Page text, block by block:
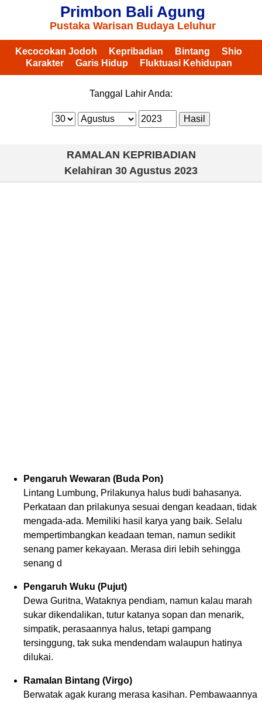
Primbon Bali Agung
Pustaka Warisan Budaya Leluhur
Kecocokan Jodoh Kepribadian Bintang
Shio
Karakter
Garis Hidup Fluktuasi Kehidupan
Tanggal Lahir Anda:
RAMALAN KEPRIBADIAN
Kelahiran 30 Agustus 2023
Pengaruh Wewaran (Buda Pon)
Lintang Lumbung, Prilakunya halus budi bahasanya.
Perkataan dan prilakunya sesuai dengan keadaan, tidak
mengada-ada. Memiliki hasil karya yang baik. Selalu
mempertimbangkan keadaan teman, namun sedikit
senang pamer kekayaan. Merasa diri lebih sehingga
senang d
Pengaruh Wuku (Pujut)
Dewa Guritna, Wataknya pendiam, namun kalau marah
sukar dikendalikan, tutur katanya sopan dan menarik,
simpatik, perasaannya halus, tetapi gampang
tersinggung, tak suka mendendam walaupun hatinya
dilukai.
Ramalan Bintang (Virgo)
Berwatak agak kurang merasa kasihan. Pembawaannya